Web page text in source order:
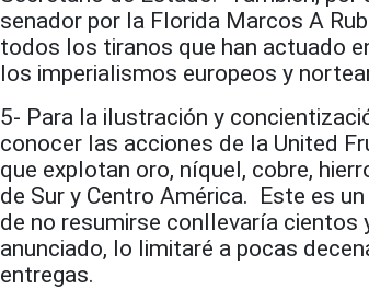
senador por la Florida Marcos A
todos los tiranos que han actuado
los imperialismos europeos y
5- Para la ilustración y
conocer las acciones de la United
que explotan oro, níquel, cobre,
de Sur y Centro América. Este es
de no resumirse conllevaría cientos
anunciado, lo limitaré a pocas
entregas.